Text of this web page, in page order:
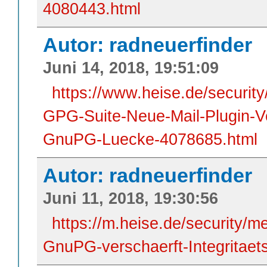
4080443.html
Autor: radneuerfinder
Juni 14, 2018, 19:51:09
https://www.heise.de/
GPG-Suite-Neue-Mail-Plugin-
GnuPG-Luecke-4078685.html
Autor: radneuerfinder
Juni 11, 2018, 19:30:56
https://m.heise.de/security/
GnuPG-verschaerft-